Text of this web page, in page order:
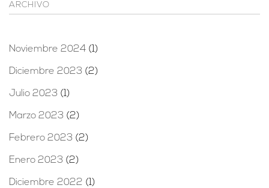
ARCHIVO
Noviembre 2024 (1)
Diciembre 2023 (2)
Julio 2023 (1)
Marzo 2023 (2)
Febrero 2023 (2)
Enero 2023 (2)
Diciembre 2022 (1)